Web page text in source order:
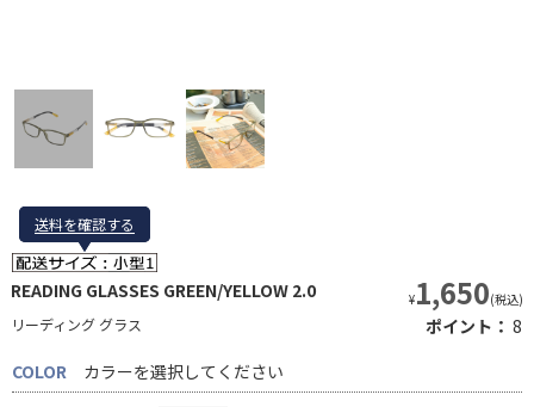
送料を確認する
送料を確認する
READING GLASSES GREEN/YELLOW 2.0
リーディング グラス
¥1,650(税込)
ポイント： 8
COLOR
カラーを選択してください